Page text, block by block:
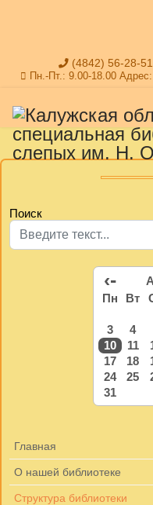
(4842) 56-28-51
Пн.-Пт.: 9.00-18.00
Поиск
‹-
Пн Вт
3
4
10
11
17
18
24
25
31
Главная
О нашей библиотеке
Структура библиотеки